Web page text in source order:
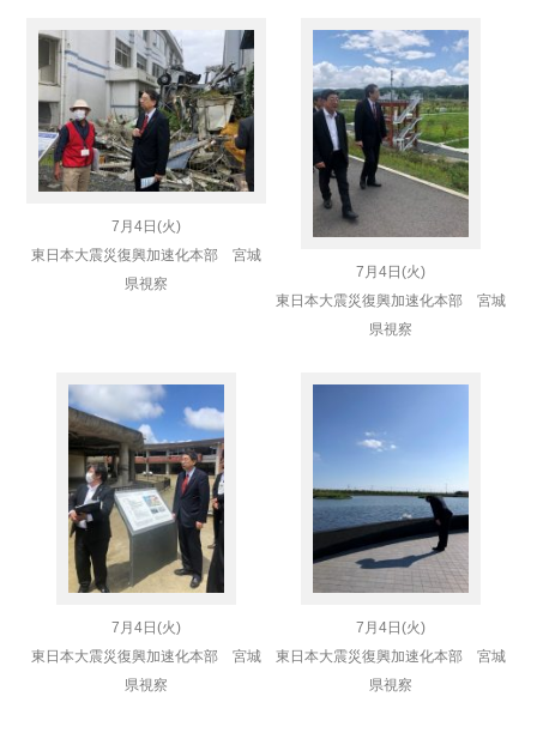
7月4日(火)
東日本大震災復興加速化本部 宮城
県視察
7月4日(火)
東日本大震災復興加速化本部 宮城
県視察
7月4日(火)
東日本大震災復興加速化本部 宮城
県視察
7月4日(火)
東日本大震災復興加速化本部 宮城
県視察